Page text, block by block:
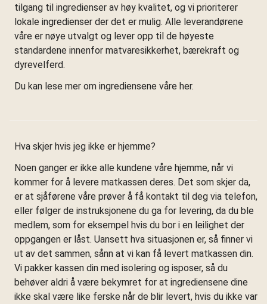
tilgang til ingredienser av høy kvalitet, og vi prioriterer
lokale ingredienser der det er mulig. Alle leverandørene
våre er nøye utvalgt og lever opp til de høyeste
standardene innenfor matvaresikkerhet, bærekraft og
dyrevelferd.
Du kan lese mer om ingrediensene våre her.
Hva skjer hvis jeg ikke er hjemme?
Noen ganger er ikke alle kundene våre hjemme, når vi
kommer for å levere matkassen deres. Det som skjer da,
er at sjåførene våre prøver å få kontakt til deg via telefon,
eller følger de instruksjonene du ga for levering, da du ble
medlem, som for eksempel hvis du bor i en leilighet der
oppgangen er låst. Uansett hva situasjonen er, så finner vi
ut av det sammen, sånn at vi kan få levert matkassen din.
Vi pakker kassen din med isolering og isposer, så du
behøver aldri å være bekymret for at ingrediensene dine
ikke skal være like ferske når de blir levert, hvis du ikke var